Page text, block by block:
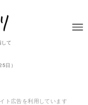
て
日）
ト広告を利用しています